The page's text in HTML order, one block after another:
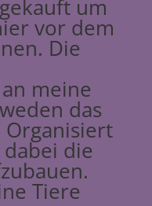
um
vor dem
Die
meine
das
Organisiert
die
Tiere